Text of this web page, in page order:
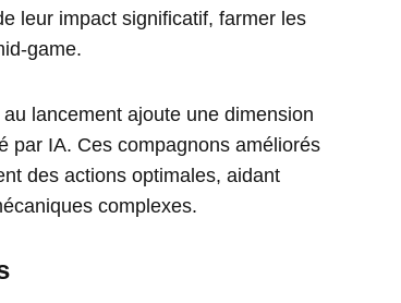
leur impact significatif, farmer les
game.
lancement ajoute une dimension
par IA. Ces compagnons améliorés
des actions optimales, aidant
complexes.